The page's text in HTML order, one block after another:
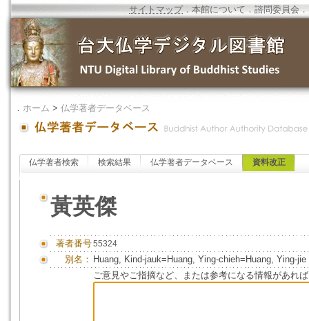
サイトマップ．本館について ．諮問委員会 ．
． ホーム > 仏学著者データベース
仏学著者検索 検索結果 仏学著者データベース 資料改正
黃英傑
著者番号55324
別名： Huang, Kind-jauk=Huang, Ying-chieh=Huang, Ying-jie
ご意見やご指摘など、または参考になる情報があれ